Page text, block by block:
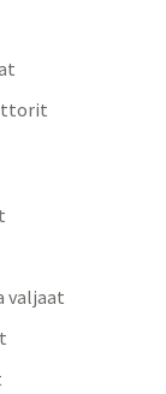
valjaat